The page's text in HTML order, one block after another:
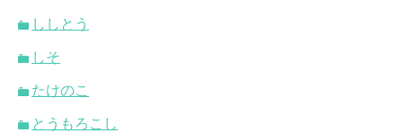
ししとう
しそ
たけのこ
とうもろこし